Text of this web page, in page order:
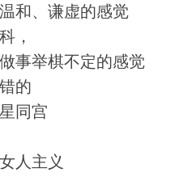
和、谦虚的感觉
，
事举棋不定的感觉
的
同宫
人主义